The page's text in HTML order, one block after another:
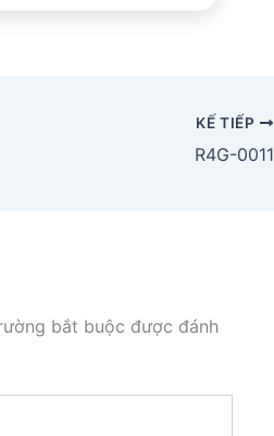
KẾ TIẾP
R4G-0011
bắt buộc được đánh